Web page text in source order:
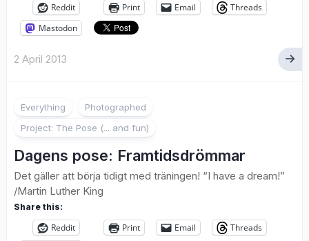
Reddit Print Email
Threads
Mastodon
2 April 2013
Everything
Photographed
Project: The Pose (... and fun)
Dagens pose: Framtidsdrömmar
Det gäller att börja tidigt med träningen! “I have a dream!”
/Martin Luther King
Share this:
Reddit Print Email Threads